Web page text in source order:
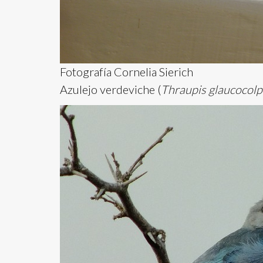
Fotografía Cornelia Sierich
Azulejo verdeviche (Thraupis